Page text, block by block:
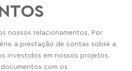
nossos relacionamentos. Por
a prestação de contas sobre a
investidos em nossos projetos.
com os